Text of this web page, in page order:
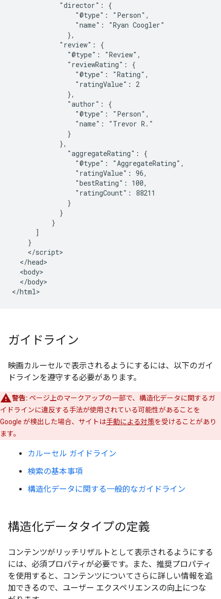
            "director": {
                "@type": "Person",
                "name": "Ryan Coogler"
              },
            "review": {
              "@type": "Review",
              "reviewRating": {
                "@type": "Rating",
                "ratingValue": 2
              },
              "author": {
                "@type": "Person",
                "name": "Trevor R."
              }
            },
              "aggregateRating": {
                "@type": "AggregateRating",
                "ratingValue": 96,
                "bestRating": 100,
                "ratingCount": 88211
              }
            }
          }
      ]
    }
    </script>
  </head>
  <body>
  </body>
</html>
ガイドライン
映画カルーセルで表示されるようにするには、以下のガイ
ドラインを遵守する必要があります。
警告: ページ上のマークアップの一部で、構造化データに関するガ
イドラインに違反する手法が使用されている可能性があることを
Google が検出した場合、サイトは手動による対策を受けることがあり
ます。
カルーセル ガイドライン
検索の基本事項
構造化データに関する一般的なガイドライン
構造化データタイプの定義
コンテンツがリッチリザルトとして表示されるようにする
には、必須プロパティが必要です。また、推奨プロパティ
を使用すると、コンテンツについてさらに詳しい情報を追
加できるので、ユーザー エクスペリエンスの向上につな